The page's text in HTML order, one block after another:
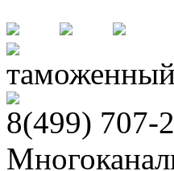
таможенный
8(499) 707-